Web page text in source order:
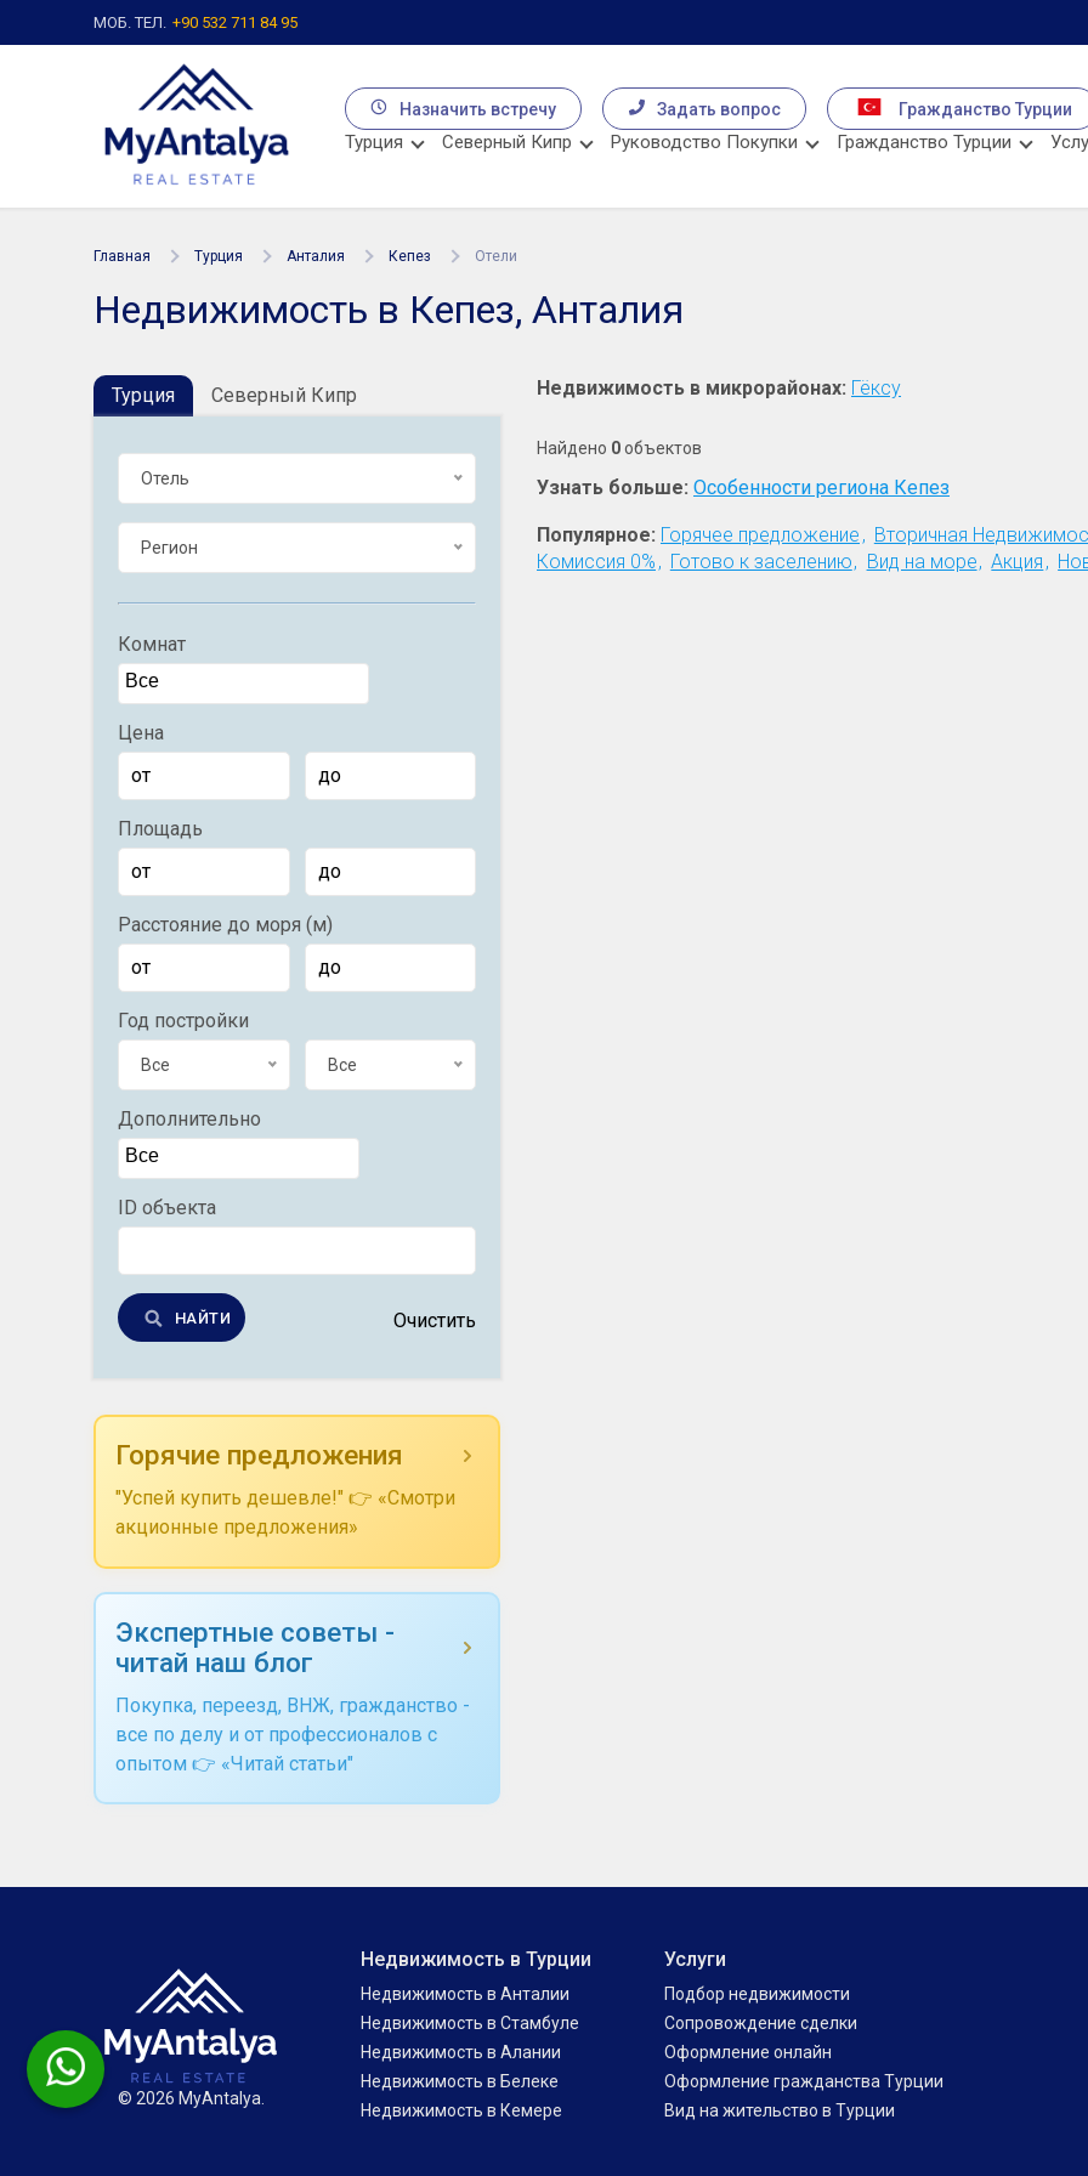
МОБ. ТЕЛ. +90 532 711 84 95
Назначить встречу Задать вопрос Гражданство Турции
Турция Северный Кипр Руководство Покупки Гражданство Турции
Главная Турция Анталия Кепез Отели
Недвижимость в Кепез, Анталия
Турция Северный Кипр
Отель
Регион
Комнат
Цена
Площадь
Расстояние до моря (м)
Год постройки
Все Все
Дополнительно
ID объекта
НАЙТИ Очистить
Горячие предложения
"Успей купить дешевле!" 👉 «Смотри
акционные предложения»
Экспертные советы -
читай наш блог
Покупка, переезд, ВНЖ, гражданство -
все по делу и от профессионалов с
опытом 👉 «Читай статьи"
Недвижимость в микрорайонах: Гёксу
Найдено 0объектов
Узнать больше: Особенности региона Кепез
Популярное: Горячее предложение
Вторичная
Комиссия 0%
Готово к заселению Вид на море Акция
© 2026 MyAntalya.
Недвижимость в Турции
Недвижимость в Анталии
Недвижимость в Стамбуле
Недвижимость в Алании
Недвижимость в Белеке
Недвижимость в Кемере
Услуги
Подбор недвижимости
Сопровождение сделки
Оформление онлайн
Оформление гражданства Турции
Вид на жительство в Турции